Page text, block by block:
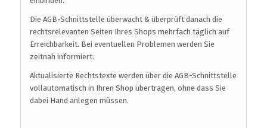
Die AGB-Schnittstelle überwacht & überprüft danach die
rechtsrelevanten Seiten Ihres Shops mehrfach täglich auf
Erreichbarkeit. Bei eventuellen Problemen werden Sie
zeitnah informiert.
Aktualisierte Rechtstexte werden über die AGB-Schnittstelle
vollautomatisch in Ihren Shop übertragen, ohne dass Sie
dabei Hand anlegen müssen.